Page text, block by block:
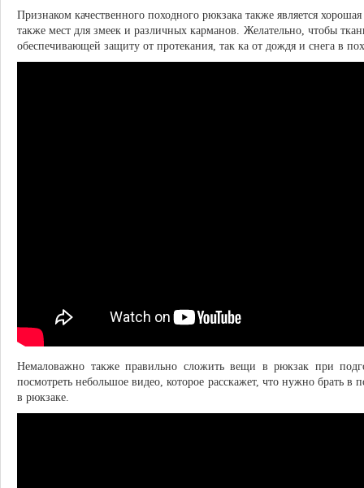
Признаком качественного походного рюкзака также является
также мест для змеек и различных карманов. Желательно, чтобы
обеспечивающей защиту от протекания, так ка от дождя и снега в
Немаловажно также правильно сложить вещи в рюкзак при
посмотреть небольшое видео, которое расскажет, что нужно брать в
в рюкзаке.